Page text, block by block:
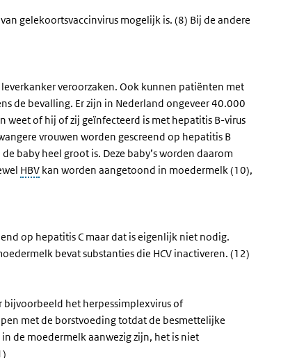
gelekoortsvaccinvirus mogelijk is. (8) Bij de andere
veroorzaken. Ook kunnen patiënten met
de bevalling. Er zijn in Nederland ongeveer 40.000
of hij of zij geïnfecteerd is met hepatitis B-virus
vrouwen worden gescreend op hepatitis B
baby heel groot is. Deze baby’s worden daarom
HBV kan worden aangetoond in moedermelk (10),
op hepatitis C maar dat is eigenlijk niet nodig.
bevat substanties die HCV inactiveren. (12)
het herpessimplexvirus of
met de borstvoeding totdat de besmettelijke
de moedermelk aanwezig zijn, het is niet